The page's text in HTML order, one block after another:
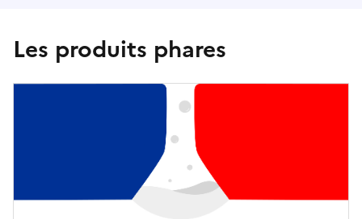
Les produits phares